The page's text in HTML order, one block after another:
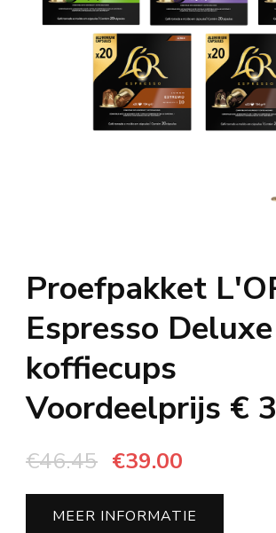
Proefpakket
Espresso
koffiecups
Voordeelprijs €
€46.45 Oorspronkelijke
prijs
was:
€39.00
prijs
is:
MEER INFORMATIE